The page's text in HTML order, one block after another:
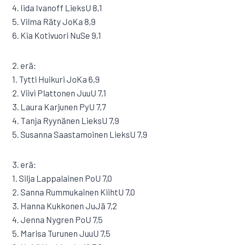
4. Iida Ivanoff LieksU 8,1
5. Vilma Räty JoKa 8,9
6. Kia Kotivuori NuSe 9,1
2. erä:
1. Tytti Huikuri JoKa 6,9
2. Viivi Plattonen JuuU 7,1
3. Laura Karjunen PyU 7,7
4. Tanja Ryynänen LieksU 7,9
5. Susanna Saastamoinen LieksU 7,9
3. erä:
1. Silja Lappalainen PoU 7,0
2. Sanna Rummukainen KiihtU 7,0
3. Hanna Kukkonen JuJä 7,2
4. Jenna Nygren PoU 7,5
5. Marisa Turunen JuuU 7,5